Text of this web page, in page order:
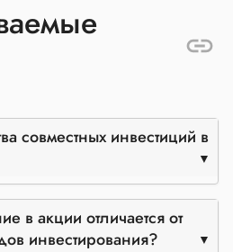
совместных инвестиций в
в акции отличается от
инвестирования?